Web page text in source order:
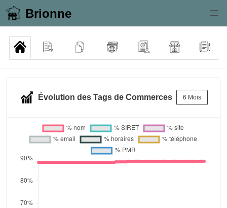
Brionne
Évolution des Tags de Commerces 6 Mois